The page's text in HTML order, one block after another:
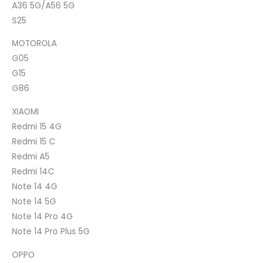
A36 5G/A56 5G
S25
MOTOROLA
G05
G15
G86
XIAOMI
Redmi 15 4G
Redmi 15 C
Redmi A5
Redmi 14C
Note 14 4G
Note 14 5G
Note 14 Pro 4G
Note 14 Pro Plus 5G
OPPO